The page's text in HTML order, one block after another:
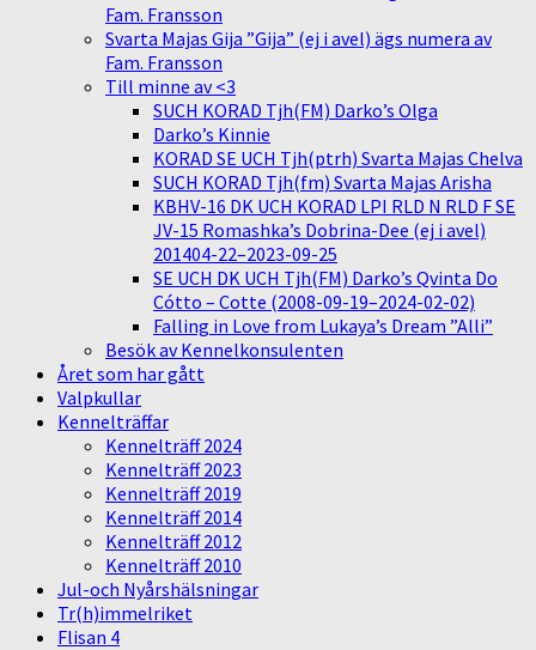
Fam. Fransson
Svarta Majas Gija ”Gija” (ej i avel) ägs numera av
Fam. Fransson
Till minne av <3
SUCH KORAD Tjh(FM) Darko’s Olga
Darko’s Kinnie
KORAD SE UCH Tjh(ptrh) Svarta Majas Chelva
SUCH KORAD Tjh(fm) Svarta Majas Arisha
KBHV-16 DK UCH KORAD LPI RLD N RLD F SE
JV-15 Romashka’s Dobrina-Dee (ej i avel)
201404-22–2023-09-25
SE UCH DK UCH Tjh(FM) Darko’s Qvinta Do
Cótto – Cotte (2008-09-19–2024-02-02)
Falling in Love from Lukaya’s Dream ”Alli”
Besök av Kennelkonsulenten
Året som har gått
Valpkullar
Kennelträffar
Kennelträff 2024
Kennelträff 2023
Kennelträff 2019
Kennelträff 2014
Kennelträff 2012
Kennelträff 2010
Jul-och Nyårshälsningar
Tr(h)immelriket
Flisan 4